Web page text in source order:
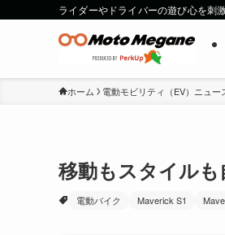
ライダーやドライバーの遊び心を刺
ホーム 電動モビリティ（EV）ニュー
移動もスタイル
電動バイク Maverick S1